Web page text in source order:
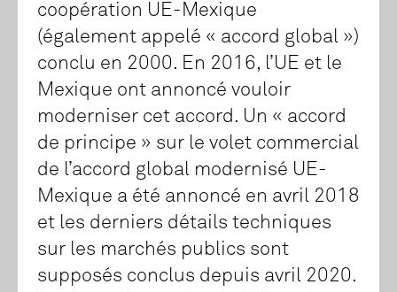
coopération UE-Mexique
(également appelé « accord global »)
conclu en 2000. En 2016, l’UE et le
Mexique ont annoncé vouloir
moderniser cet accord. Un « accord
de principe » sur le volet commercial
de l’accord global modernisé UE-
Mexique a été annoncé en avril 2018
et les derniers détails techniques
sur les marchés publics sont
supposés conclus depuis avril 2020.